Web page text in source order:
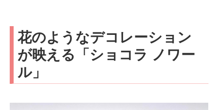
花のようなデコレーション
が映える「ショコラ ノワー
ル」